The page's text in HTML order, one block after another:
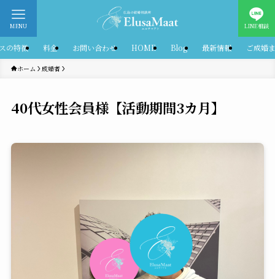
LINE相談
MENU
の特徴 料金 お問い合わせ HOME Blog 最新情報 ご成婚
ホーム 成婚者
40代女性会員様【活動期間3カ月】